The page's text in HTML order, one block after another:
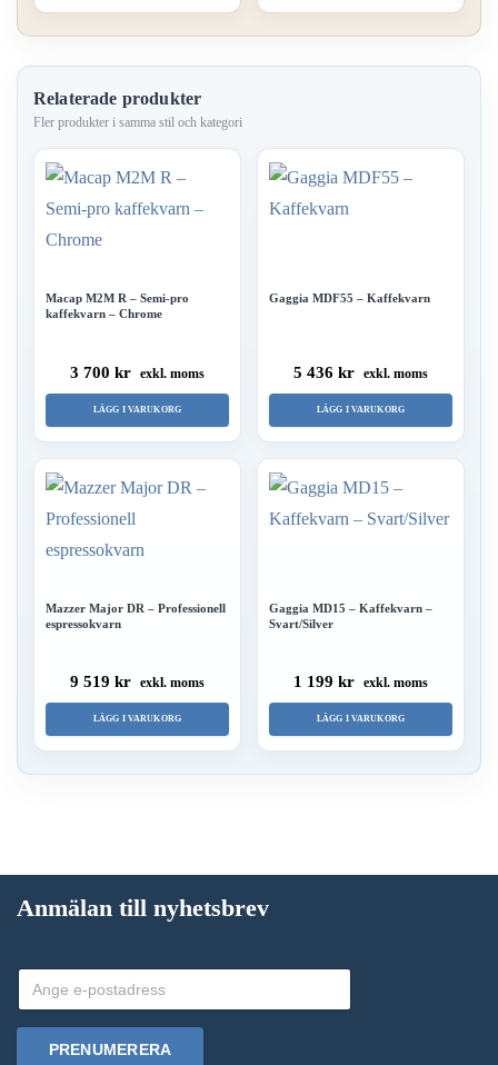
Relaterade produkter
Macap M2M R – Semi-pro
kaffekvarn – Chrome
3 700 kr exkl. moms
LÄGG I VARUKORG
Gaggia MDF55 – Kaffekvarn
5 436 kr exkl. moms
LÄGG I VARUKORG
Mazzer Major DR – Professionell
espressokvarn
9 519 kr exkl. moms
LÄGG I VARUKORG
Gaggia MD15 – Kaffekvarn –
Svart/Silver
1 199 kr exkl. moms
LÄGG I VARUKORG
Anmälan till nyhetsbrev
PRENUMERERA